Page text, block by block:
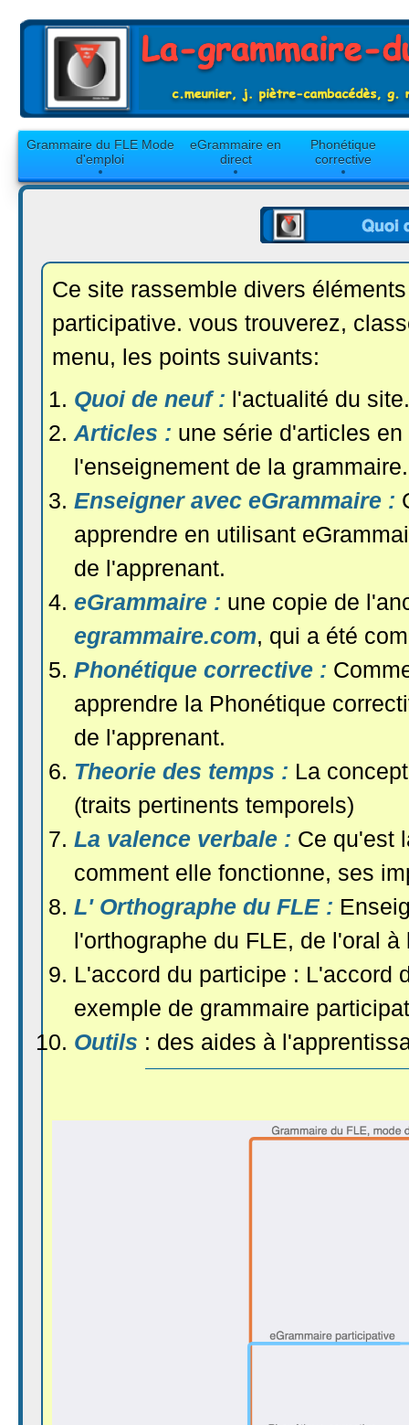
Grammaire du FLE Mode
d'emploi
eGrammaire en
direct
Phonétique
corrective
Ce site rassemble divers
participative. vous trouverez,
menu, les points suivants:
Quoi de neuf : l'actualité du site.
Articles : une série d'articles
l'enseignement de la grammaire.
Enseigner avec eGrammaire :
apprendre en utilisant
de l'apprenant.
eGrammaire : une copie de
egrammaire.com, qui a été
Phonétique corrective :
apprendre la Phonétique
de l'apprenant.
Theorie des temps : La
(traits pertinents temporels)
La valence verbale : Ce qu'est
comment elle fonctionne, ses
L' Orthographe du FLE :
l'orthographe du FLE, de l'oral à
L'accord du participe : L'accord
exemple de grammaire
Outils : des aides à